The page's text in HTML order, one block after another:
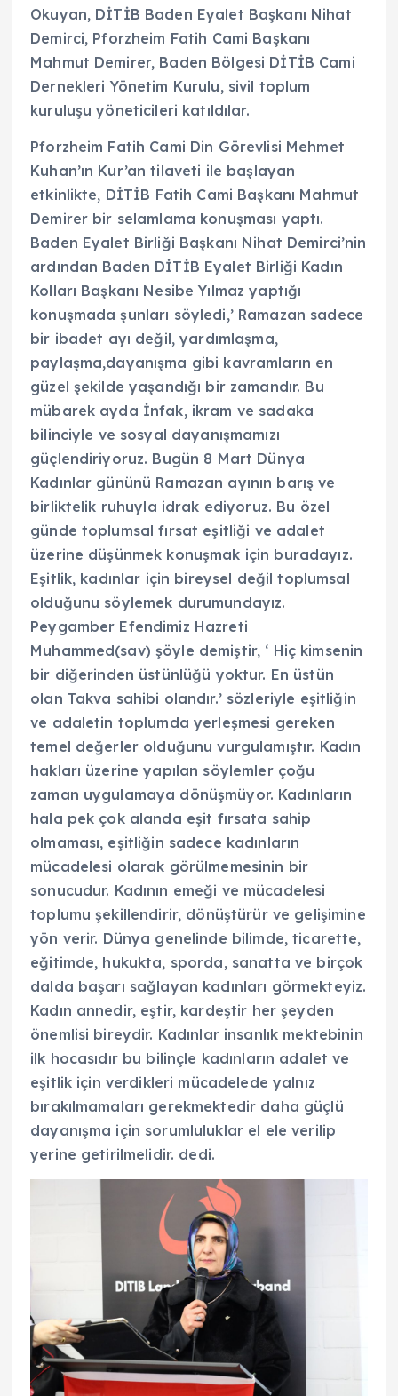
Okuyan, DİTİB Baden Eyalet Başkanı Nihat
Demirci, Pforzheim Fatih Cami Başkanı
Mahmut Demirer, Baden Bölgesi DİTİB Cami
Dernekleri Yönetim Kurulu, sivil toplum
kuruluşu yöneticileri katıldılar.
Pforzheim Fatih Cami Din Görevlisi Mehmet
Kuhan’ın Kur’an tilaveti ile başlayan
etkinlikte, DİTİB Fatih Cami Başkanı Mahmut
Demirer bir selamlama konuşması yaptı.
Baden Eyalet Birliği Başkanı Nihat Demirci’nin
ardından Baden DİTİB Eyalet Birliği Kadın
Kolları Başkanı Nesibe Yılmaz yaptığı
konuşmada şunları söyledi,’ Ramazan sadece
bir ibadet ayı değil, yardımlaşma,
paylaşma,dayanışma gibi kavramların en
güzel şekilde yaşandığı bir zamandır. Bu
mübarek ayda İnfak, ikram ve sadaka
bilinciyle ve sosyal dayanışmamızı
güçlendiriyoruz. Bugün 8 Mart Dünya
Kadınlar gününü Ramazan ayının barış ve
birliktelik ruhuyla idrak ediyoruz. Bu özel
günde toplumsal fırsat eşitliği ve adalet
üzerine düşünmek konuşmak için buradayız.
Eşitlik, kadınlar için bireysel değil toplumsal
olduğunu söylemek durumundayız.
Peygamber Efendimiz Hazreti
Muhammed(sav) şöyle demiştir, ‘ Hiç kimsenin
bir diğerinden üstünlüğü yoktur. En üstün
olan Takva sahibi olandır.’ sözleriyle eşitliğin
ve adaletin toplumda yerleşmesi gereken
temel değerler olduğunu vurgulamıştır. Kadın
hakları üzerine yapılan söylemler çoğu
zaman uygulamaya dönüşmüyor. Kadınların
hala pek çok alanda eşit fırsata sahip
olmaması, eşitliğin sadece kadınların
mücadelesi olarak görülmemesinin bir
sonucudur. Kadının emeği ve mücadelesi
toplumu şekillendirir, dönüştürür ve gelişimine
yön verir. Dünya genelinde bilimde, ticarette,
eğitimde, hukukta, sporda, sanatta ve birçok
dalda başarı sağlayan kadınları görmekteyiz.
Kadın annedir, eştir, kardeştir her şeyden
önemlisi bireydir. Kadınlar insanlık mektebinin
ilk hocasıdır bu bilinçle kadınların adalet ve
eşitlik için verdikleri mücadelede yalnız
bırakılmamaları gerekmektedir daha güçlü
dayanışma için sorumluluklar el ele verilip
yerine getirilmelidir. dedi.